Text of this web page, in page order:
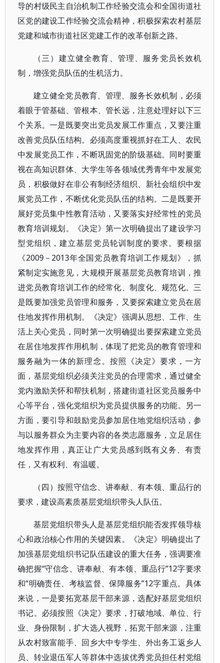
导的村级民主自治机制工作经验交流会和全国街道社
区党的建设工作经验交流会精神，积极探索农村基层
党建和城市街道社区党建工作的改革创新之路。
（三）建立健全教育、管理、服务党员长效机
制，增强党员队伍的生机活力。
建立健全党员教育、管理、服务长效机制，必须
着眼于管基础、管根本、管长远，注意处理好以下三
个关系。一是既要突出党员发展工作重点，又要注重
改善党员队伍结构。必须高度重视抓好在工人、农民
中发展党员工作，不断巩固党的阶级基础。同时要重
视在高知识群体、大学生等各领域优秀青年中发展党
员，积极做好在非公有制经济组织、新社会组织中发
展党员工作，不断优化党员队伍的结构。二是既要开
展好党员集中性教育活动，又要落实好经常性的党员
教育培训规划。《决定》第一次明确提出了建设学习
型党组织，建立基层党员轮训制度的要求。要根据
《2009－2013年全国党员教育培训工作规划》，抓
紧制定实施意见，大规模开展基层党员教育培训，推
进党员教育培训工作的经常化、制度化、规范化。三
是既要加强党员管理和服务，又要探索建立党员在居
住地发挥作用机制。《决定》强调从思想、工作、生
活上关心党员，同时第一次明确提出要探索建立党员
在居住地发挥作用机制，体现了把党员的教育管理和
服务融为一体的新理念。按照《决定》要求，一方
面，基层党组织必须关注党员的合理需求，通过健全
党内激励关怀和帮扶机制，搭建街道社区党员服务中
心等平台，强化党组织为党员提供服务的功能。另一
方面，要引导和鼓励党员参加居住地党组织活动，参
与以服务群众为主要内容的各类志愿服务，立足居住
地发挥作用，真正让广大党员感到既有义务、有责
任，又有权利、有温暖。
（四）按照守信念、讲奉献、有本领、重品行的
要求，建设高素质基层党组织带头人队伍。
基层党组织带头人是基层党组织能否发挥领导核
心和政治核心作用的关键因素。《决定》明确提出了
加强基层党组织书记队伍建设的重大任务，强调要准
确把握“守信念、讲奉献、有本领、重品行”12字要求
和“明确责任、考核监督、保障服务”12字重点。具体
来说，一是要拓宽基层干部来源，选配好基层党组织
书记。必须按照《决定》要求，打破地域、单位、行
业、身份限制，扩大选人视野，拓宽干部来源，注重
从农村致富能手、回乡大中专学生、外出务工返乡人
员、转业退伍军人等群体中选拔优秀党员担任村党组